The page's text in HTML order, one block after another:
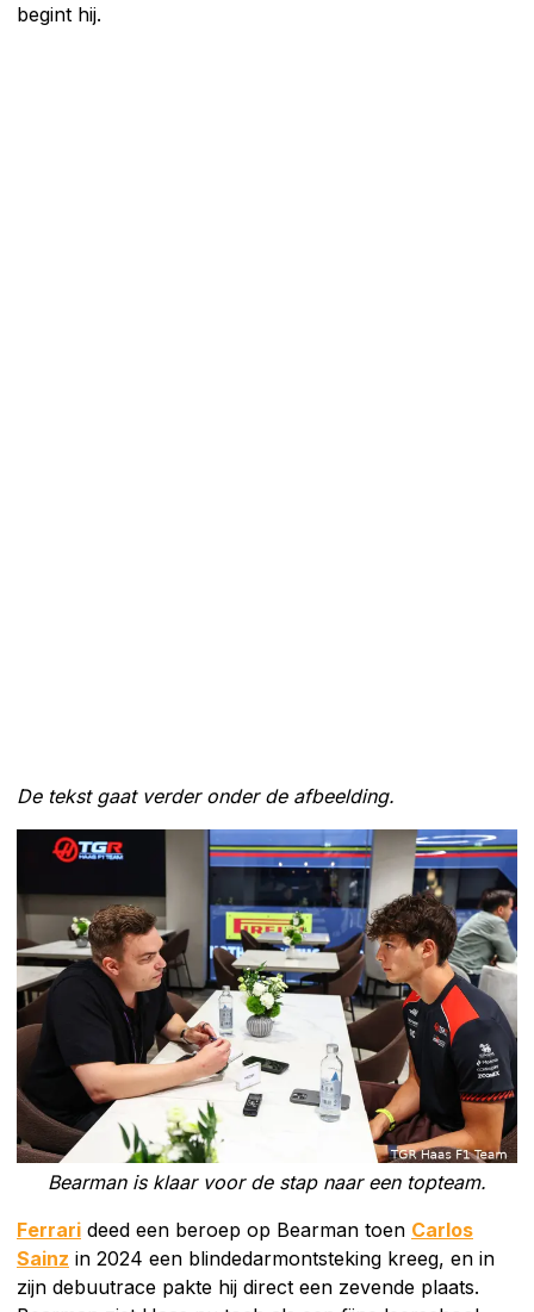
begint hij.
De tekst gaat verder onder de afbeelding.
Bearman is klaar voor de stap naar een topteam.
Ferrari deed een beroep op Bearman toen Carlos
Sainz in 2024 een blindedarmontsteking kreeg, en in
zijn debuutrace pakte hij direct een zevende plaats.